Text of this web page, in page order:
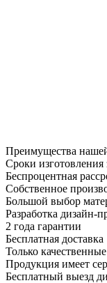
Преимущества
Сроки изготовления
Беспроцентная
Собственное
Большой выбор
Разработка дизайн-
2 года гарантии
Бесплатная доставка
Только
Продукция имеет
Бесплатный выезд